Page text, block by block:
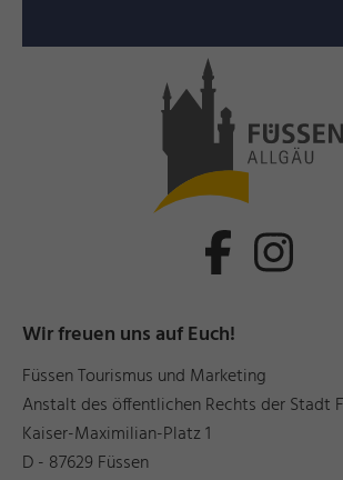
Wir freuen uns auf Euch!
Füssen Tourismus und Marketing
Anstalt des öffentlichen Rechts der Stadt
Kaiser-Maximilian-Platz 1
D - 87629 Füssen